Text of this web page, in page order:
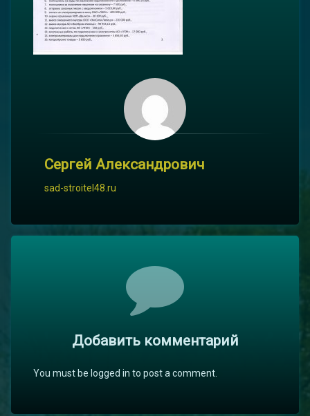
Сергей Александрович
sad-stroitel48.ru
Добавить комментарий
You must be logged in to post a comment.